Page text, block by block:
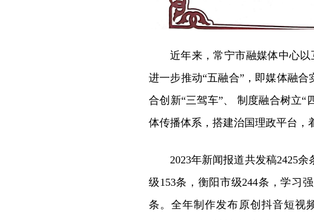
近年来，常宁市融媒体中心
进一步推动“五融合”，即媒体融合
合创新“三驾车”、 制度融合树立“
体传播体系，搭建治国理政平台，
2023年新闻报道共发稿2425
级153条，衡阳市级244条，学习
条。全年制作发布原创抖音短视